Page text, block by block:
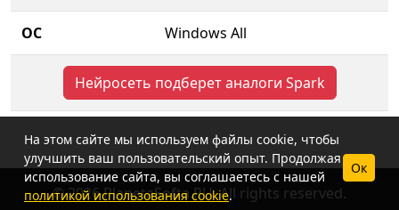
ОС Windows All
Нейросеть подберет аналоги Spark
© 2026 PlanetaSofta.RU. All rights reserved.
На этом сайте мы используем файлы cookie, чтобы
улучшить ваш пользовательский опыт. Продолжая
использование сайта, вы соглашаетесь с нашей
политикой использования cookie.
Ок